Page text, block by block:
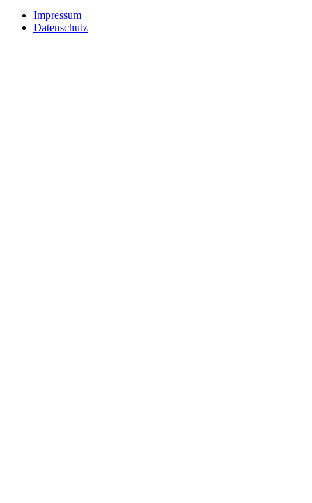
Navigation
Impressum
Datenschutz